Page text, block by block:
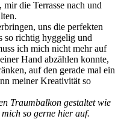
die Terrasse nach und
uns die perfekten
so richtig hyggelig und
ich mich nicht mehr auf
Hand abzählen konnte,
auf den gerade mal ein
meiner Kreativität so
Traumbalkon gestaltet wie
so gerne hier auf.